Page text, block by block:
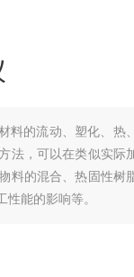
料的流动、塑化、热
法，可以在类似实际
料的混合、热固性树
能的影响等。